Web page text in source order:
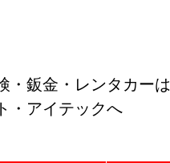
・鈑金・レンタカーは
・アイテックへ